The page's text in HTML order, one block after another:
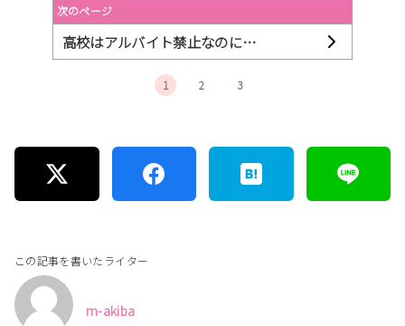
次のページ
高校はアルバイト禁止なのに…
1 2 3
この記事を書いたライター
m-akiba